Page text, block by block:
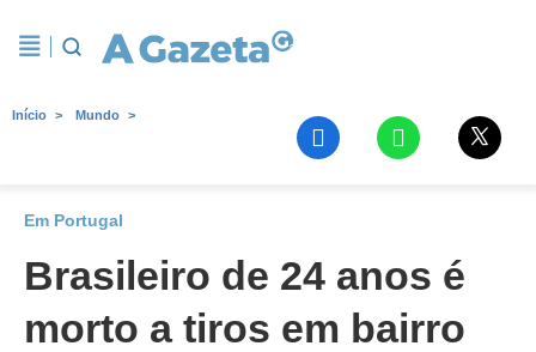
Início Mundo
Em Portugal
Brasileiro de 24 anos é
morto a tiros em bairro